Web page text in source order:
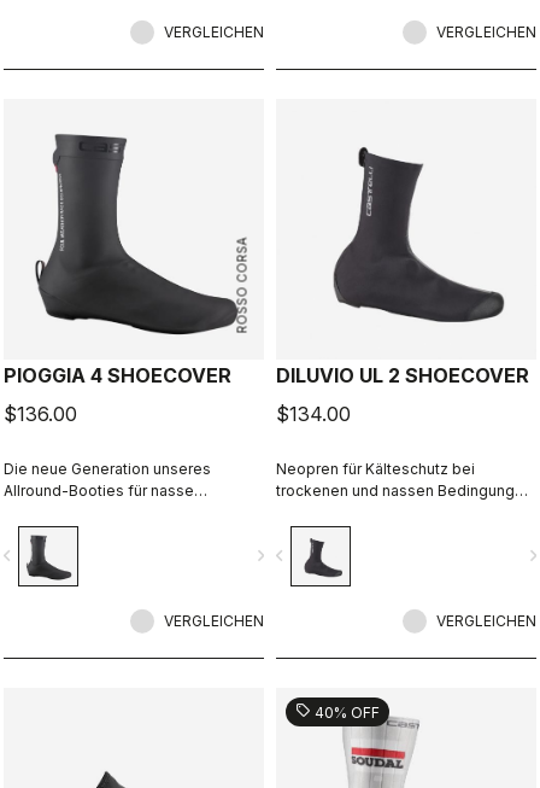
VERGLEICHEN VERGLEICHEN
ROSSO CORSA
PIOGGIA 4 SHOECOVER
$136.00
Die neue Generation unseres
Allround-Booties für nasse
Passform und das Fleecefutter
machen diesen Bootie zu einem
warmen, bequemen Überschuh für
nassem Wetter maximalen Schutz
navigate_next
VERGLEICHEN
DILUVIO UL 2 SHOECOVER
$134.00
Neopren für Kälteschutz bei
trockenen und nassen Bedingungen.
navigate_before
VERGLEICHEN
sell 40% OFF